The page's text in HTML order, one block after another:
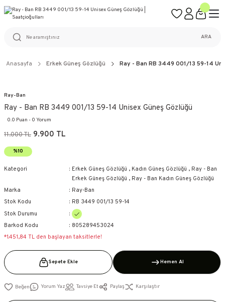
%100 ORİJİNAL ÜRÜN GARANTİSİ
ARA
Anasayfa Erkek Güneş Gözlüğü Ray - Ban RB 3449 001/13 59-14
Ray-Ban
Ray - Ban RB 3449 001/13 59-14 Unisex Güneş Gözlüğü
0.0 Puan - 0 Yorum
11.000 TL 9.900 TL
%10
Kategori Erkek Güneş Gözlüğü , Kadın Güneş Gözlüğü , Ray - Ban
Erkek Güneş Gözlüğü , Ray - Ban Kadın Güneş Gözlüğü
Marka
Ray-Ban
Stok Kodu
RB 3449 001/13 59-14
Stok Durumu
Barkod Kodu
805289453024
*1.451,84 TL den başlayan taksitlerle!
Sepete Ekle Hemen Al
Yorum Yaz Tavsiye Et Paylaş Karşılaştır